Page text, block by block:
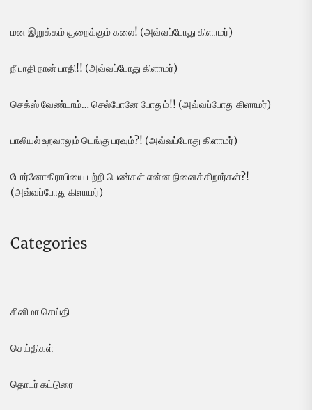
மன இறுக்கம் குறைக்கும் கலை! (அவ்வப்போது கிளாமர்)
நீ பாதி நான் பாதி!! (அவ்வப்போது கிளாமர்)
செக்ஸ் வேண்டாம்… செல்போனே போதும்!! (அவ்வப்போது கிளாமர்)
பாலியல் உறவாலும் டெங்கு பரவும்?! (அவ்வப்போது கிளாமர்)
போர்னோகிராபியை பற்றி பெண்கள் என்ன நினைக்கிறார்கள்?!
(அவ்வப்போது கிளாமர்)
Categories
சினிமா செய்தி
செய்திகள்
தொடர் கட்டுரை